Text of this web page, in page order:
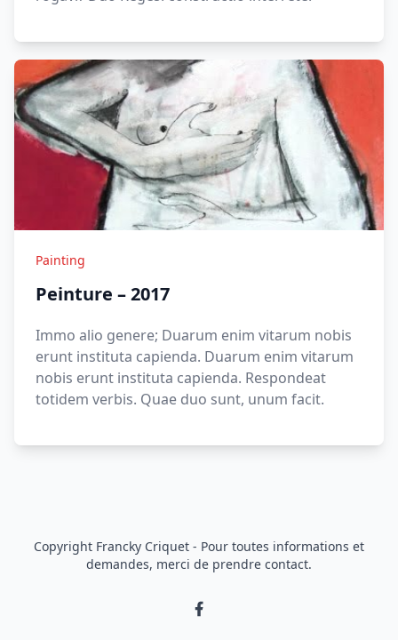
Painting
Peinture – 2017
Immo alio genere; Duarum enim vitarum nobis
erunt instituta capienda. Duarum enim vitarum
nobis erunt instituta capienda. Respondeat
totidem verbis. Quae duo sunt, unum facit.
Copyright Francky Criquet - Pour toutes informations et
demandes, merci de prendre contact.